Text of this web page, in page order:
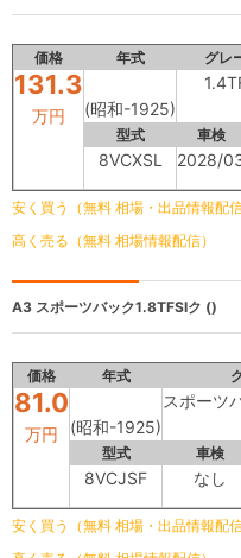
価格 年式 グレ
131.3
万円 (昭和-1925)
型式 車検
8VCXSL 2028/
安く買う（無料 相場・出品情報配信
高く売る（無料 相場情報配信）
A3 スポーツバック1.8TFSIク ()
価格 年式
81.0
万円 (昭和-1925)
スポーツ
型式 車検
8VCJSF なし
安く買う（無料 相場・出品情報配信